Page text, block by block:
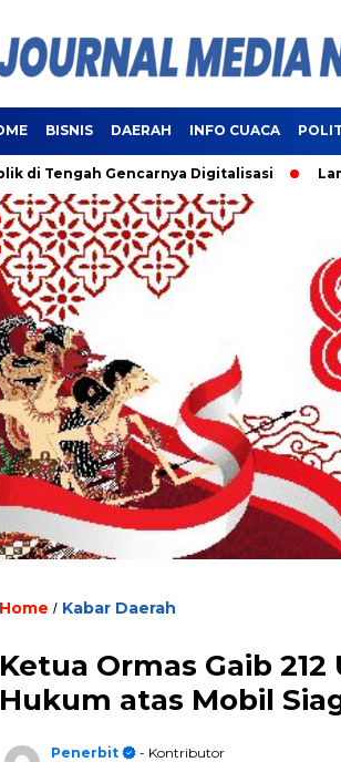
BISNIS DAERAH INFO CUACA
Gencarnya Digitalisasi Lampung
Home / Kabar Daerah
Ketua Ormas Gaib
Hukum atas Mobil
Penerbit
- Kontributor